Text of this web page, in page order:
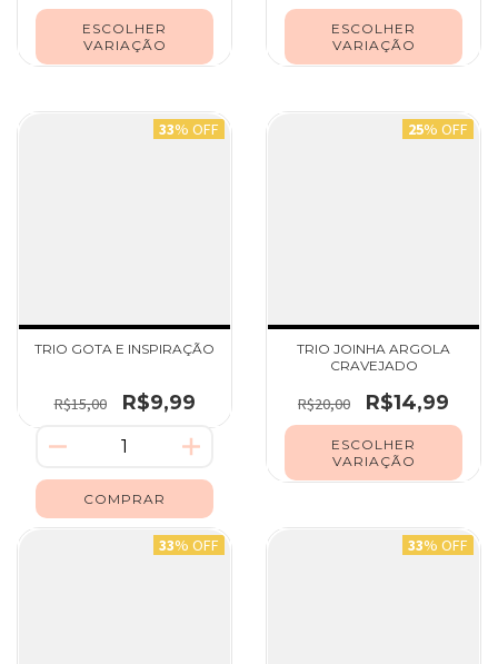
ESCOLHER
VARIAÇÃO
ESCOLHER
VARIAÇÃO
33% OFF
TRIO GOTA E INSPIRAÇÃO
R$15,00 R$9,99
25% OFF
TRIO JOINHA ARGOLA
CRAVEJADO
R$20,00 R$14,99
ESCOLHER
VARIAÇÃO
33% OFF 33% OFF